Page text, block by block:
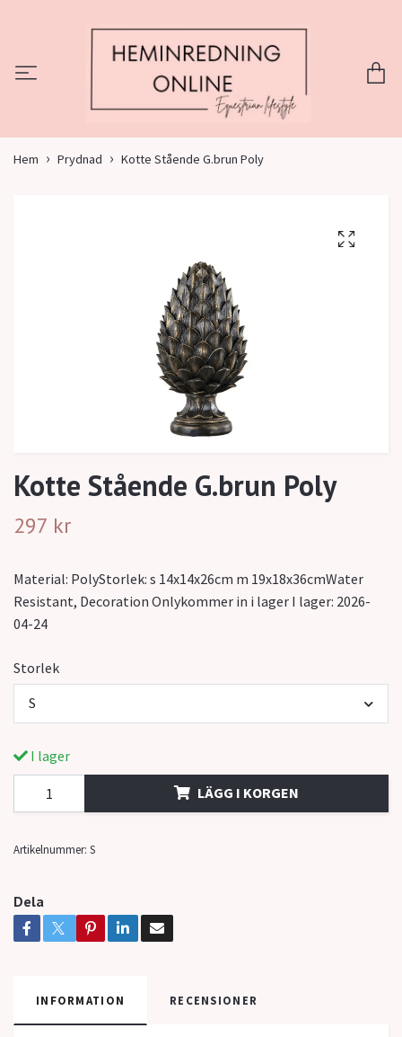
Hem Prydnad Kotte Stående G.brun Poly
Kotte Stående G.brun Poly
297 kr
Material: PolyStorlek: s 14x14x26cm m 19x18x36cmWater
Resistant, Decoration Onlykommer in i lager I lager: 2026-
04-24
Storlek
S
I lager
LÄGG I KORGEN
Artikelnummer: S
Dela
INFORMATION RECENSIONER